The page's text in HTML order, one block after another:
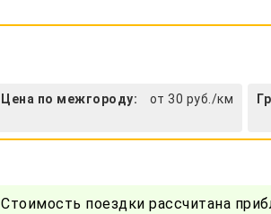
Цена по межгороду: от 30 руб./км
Стоимость поездки рассчитана